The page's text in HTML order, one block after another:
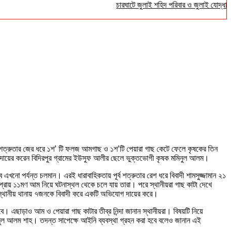
চারঘাটে জুলাই শহিদ পরিবার ও জুলাই যোদ্ধাদের
জের ধরে ১শ’ টি ফলজ আমগাছ ও ১শ’টি পেয়ারা গাছ কেটে ফেলে কৃষকের তিন
দায়ের করেন বিদিরপুর গ্রামের ইউসুফ আলীর ছেলে ভুক্তভোগী কৃষক মমিনুল আলম।
পর্যন্ত চলমান। এরই ধারাবাহিকতায় পূর্ব শত্রুতার রেশ ধরে বিবাদী শামসুজ্জামান ২১
১১মণ আম নিয়ে ঘটনাস্থল থেকে চলে যায় তারা। পরে স্থানীয়রা গাছ কাটা দেখে
থানায় ৭জনকে বিবাদী করে একটি অভিযোগ দায়ের করে।
আম ও পেয়ারা গাছ কাটার তীব্র নিন্দা জানান স্থানীয়রা। বিষয়টি নিয়ে
আলম শাহ। তদন্ত সাপেক্ষে আইনি ব্যবস্থা গ্রহন করা হবে বলেও জানান এই